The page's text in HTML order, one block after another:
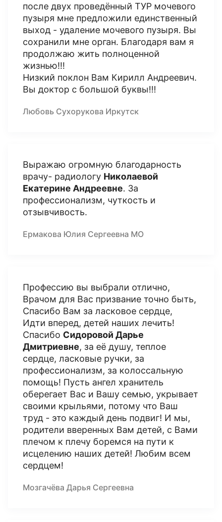
после двух проведённый ТУР мочевого
пузыря мне предложили единственный
выход - удаление мочевого пузыря. Вы
сохранили мне орган. Благодаря вам я
продолжаю жить полноценной
жизнью!!!
Низкий поклон Вам Кирилл Андреевич.
Вы доктор с большой буквы!!!
Любовь Сухорукова Иркутск
Выражаю огромную благодарность
врачу- радиологу Николаевой
Екатерине Андреевне. За
профессионализм, чуткость и
отзывчивость.
Ермакова Юлия Сергеевна МО
Профессию вы выбрали отлично,
Врачом для Вас призвание точно быть,
Спасибо Вам за ласковое сердце,
Идти вперед, детей наших лечить!
Спасибо Сидоровой Дарье
Дмитриевне, за её душу, теплое
сердце, ласковые ручки, за
профессионализм, за колоссальную
помощь! Пусть ангел хранитель
оберегает Вас и Вашу семью, укрывает
своими крыльями, потому что Ваш
труд - это каждый день подвиг! И мы,
родители вверенных Вам детей, с Вами
плечом к плечу боремся на пути к
исцелению наших детей! Любим всем
сердцем!
Мозгачёва Дарья Сергеевна